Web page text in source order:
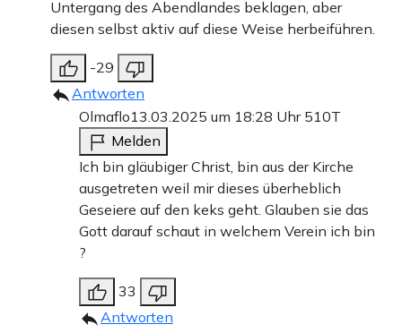
Untergang des Abendlandes beklagen, aber
diesen selbst aktiv auf diese Weise herbeiführen.
-29
Antworten
Olmaflo13.03.2025 um 18:28 Uhr 510T
Melden
Ich bin gläubiger Christ, bin aus der Kirche
ausgetreten weil mir dieses überheblich
Geseiere auf den keks geht. Glauben sie das
Gott darauf schaut in welchem Verein ich bin
?
33
Antworten